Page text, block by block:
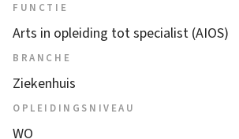
FUNCTIE
Arts in opleiding tot specialist (AIOS)
BRANCHE
Ziekenhuis
OPLEIDINGSNIVEAU
WO